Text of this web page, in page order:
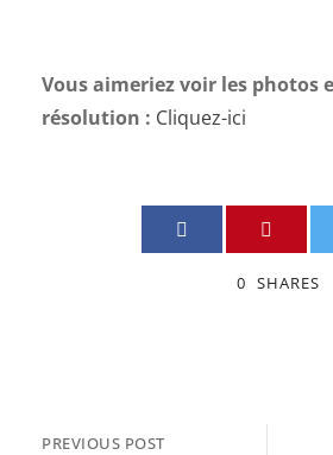
Vous aimeriez voir les photos
résolution : Cliquez-ici
0 SHARES
PREVIOUS POST